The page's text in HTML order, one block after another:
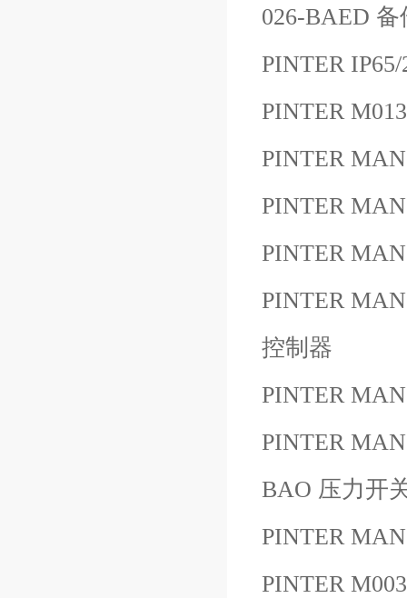
026-BAED 备
PINTER
PINTER
PINTER
PINTER
PINTER
PINTER
控制器
PINTER
PINTER
BAO 压力开
PINTER
PINTER